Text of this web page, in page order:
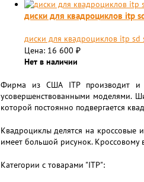
диски для квадроциклов itp
диски для квадроциклов itp sd
Цена: 16 600 ₽
Нет в наличии
Фирма из США ITP производит и
усовершенствованными моделями.
которой постоянно подвергается
Квадроциклы делятся на кроссовые
имеет большой рисунок. Кроссовому
Категории с товарами "ITP":